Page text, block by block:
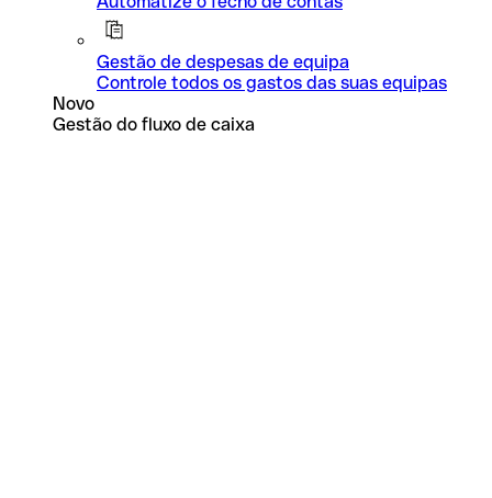
Gestão de despesas de equipa
Controle todos os gastos das suas equipas
Novo
Gestão do fluxo de caixa